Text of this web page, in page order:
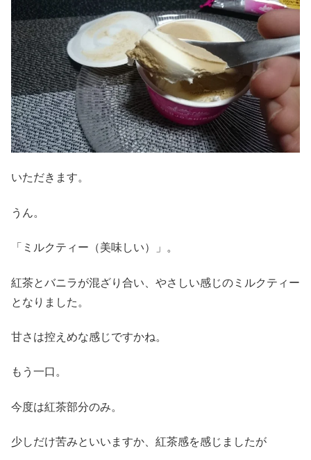
いただきます。
うん。
「ミルクティー（美味しい）」。
紅茶とバニラが混ざり合い、やさしい感じのミルクティー
となりました。
甘さは控えめな感じですかね。
もう一口。
今度は紅茶部分のみ。
少しだけ苦みといいますか、紅茶感を感じましたが